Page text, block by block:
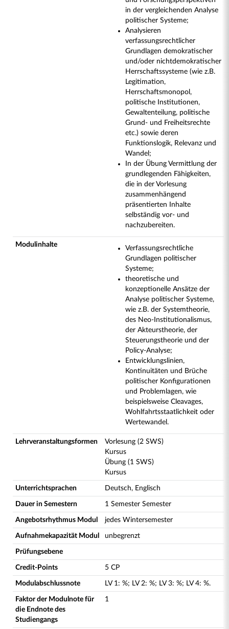
in der vergleichenden Analyse
politischer Systeme;
Analysieren
verfassungsrechtlicher
Grundlagen demokratischer
und/oder nichtdemokratischer
Herrschaftssysteme (wie z.B.
Legitimation,
Herrschaftsmonopol,
politische Institutionen,
Gewaltenteilung, politische
Grund- und Freiheitsrechte
etc.) sowie deren
Funktionslogik, Relevanz und
Wandel;
In der Übung Vermittlung der
grundlegenden Fähigkeiten,
die in der Vorlesung
zusammenhängend
präsentierten Inhalte
selbständig vor- und
nachzubereiten.
Modulinhalte
Verfassungsrechtliche
Grundlagen politischer
Systeme;
theoretische und
konzeptionelle Ansätze der
Analyse politischer Systeme,
wie z.B. der Systemtheorie,
des Neo-Institutionalismus,
der Akteurstheorie, der
Steuerungstheorie und der
Policy-Analyse;
Entwicklungslinien,
Kontinuitäten und Brüche
politischer Konfigurationen
und Problemlagen, wie
beispielsweise Cleavages,
Wohlfahrtsstaatlichkeit oder
Wertewandel.
Lehrveranstaltungsformen
Vorlesung (2 SWS)
Kursus
Übung (1 SWS)
Kursus
Unterrichtsprachen Deutsch, Englisch
Dauer in Semestern 1 Semester Semester
Angebotsrhythmus Modul jedes Wintersemester
Aufnahmekapazität Modul unbegrenzt
Prüfungsebene
Credit-Points 5 CP
Modulabschlussnote LV 1: %; LV 2: %; LV 3: %; LV 4: %.
Faktor der Modulnote für
die Endnote des
Studiengangs
1